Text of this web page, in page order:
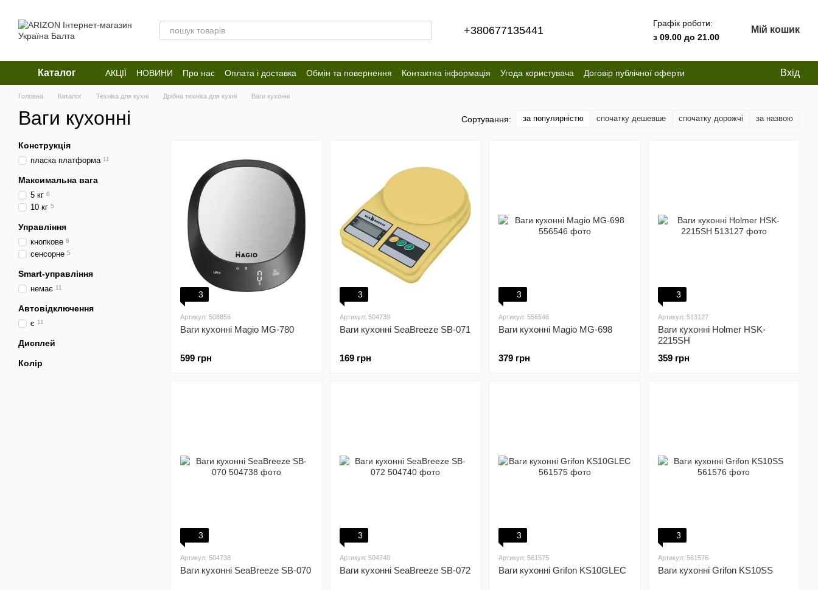
+380677135441
Графік роботи:
з 09.00 до 21.00
Мій кошик
Каталог АКЦІЇ НОВИНИ Про нас Оплата і доставка Обмін та повернення Контактна інформація Угода користувача
Договір публічної оферти
Відгуки про магазин
Вхід
Головна Каталог Техніка для кухні Дрібна техніка для кухні Ваги кухонні
Ваги кухонні Сортування: за популярністю спочатку дешевше спочатку дорожчі за назвою
3
Артикул: 508856
Ваги кухонні Magio MG-780
599 грн
3
Артикул: 504739
Ваги кухонні SeaBreeze SB-071
169 грн
3
Артикул: 556546
Ваги кухонні Magio MG-698
379 грн
3
Артикул: 513127
Ваги кухонні Holmer HSK-
2215SH
359 грн
3
Артикул: 504738
Ваги кухонні SeaBreeze SB-070
3
Артикул: 504740
Ваги кухонні SeaBreeze SB-072
3
Артикул: 561575
Ваги кухонні Grifon KS10GLEC
3
Артикул: 561576
Ваги кухонні Grifon KS10SS
Конструкція
пласка платформа 11
Максимальна вага
5 кг 6
10 кг 5
Управління
кнопкове 6
сенсорне 5
Smart-управління
немає 11
Автовідключення
є 11
Дисплей
Колір